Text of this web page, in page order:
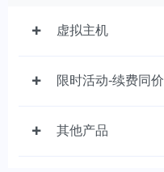
虚拟主机
限时活动-续费同价
其他产品